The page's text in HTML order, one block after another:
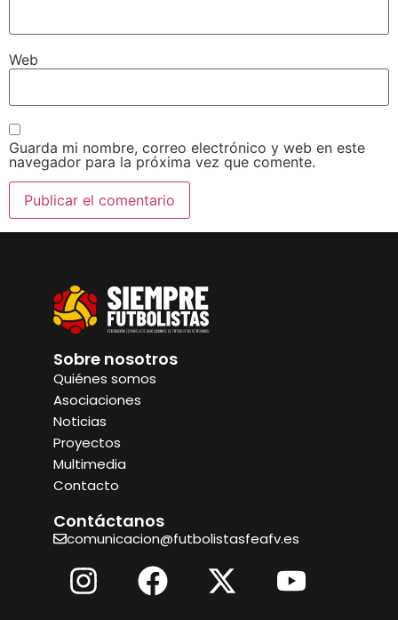
Web
Guarda mi nombre, correo electrónico y web en este
navegador para la próxima vez que comente.
Sobre nosotros
Quiénes somos
Asociaciones
Noticias
Proyectos
Multimedia
Contacto
Contáctanos
comunicacion@futbolistasfeafv.es